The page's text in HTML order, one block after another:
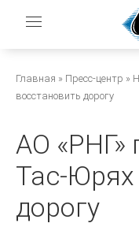
основному
Строка
Главная Пресс-центр
восстановить дорогу
АО «РНГ»
Тас-Юрях
дорогу